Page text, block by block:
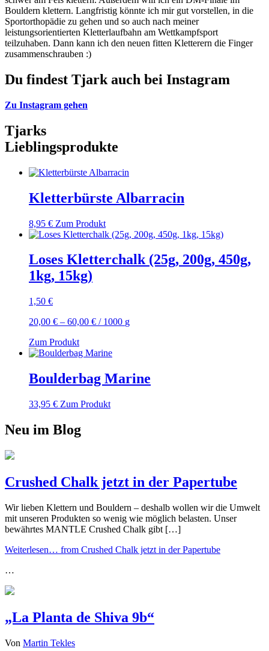
Bouldern klettern. Langfristig könnte ich mir gut vorstellen, in die
Sportorthopädie zu gehen und so auch nach meiner
leistungsorientierten Kletterlaufbahn am Wettkampfsport
teilzuhaben. Dann kann ich den neuen fitten Kletterern die Finger
zusammenschrauben :)
Du findest Tjark auch bei Instagram
Zu Instagram gehen
Tjarks
Lieblingsprodukte
Kletterbürste Albarracin
8,95 € Zum Produkt
Loses Kletterchalk (25g, 200g, 450g,
1kg, 15kg)
1,50 €
20,00 € – 60,00 € / 1000 g
Zum Produkt
Boulderbag Marine
33,95 € Zum Produkt
Neu im Blog
Crushed Chalk jetzt in der Papertube
Wir lieben Klettern und Bouldern – deshalb wollen wir die Umwelt
mit unseren Produkten so wenig wie möglich belasten. Unser
bewährtes MANTLE Crushed Chalk gibt […]
Weiterlesen… from Crushed Chalk jetzt in der Papertube
…
„La Planta de Shiva 9b“
Von Martin Tekles